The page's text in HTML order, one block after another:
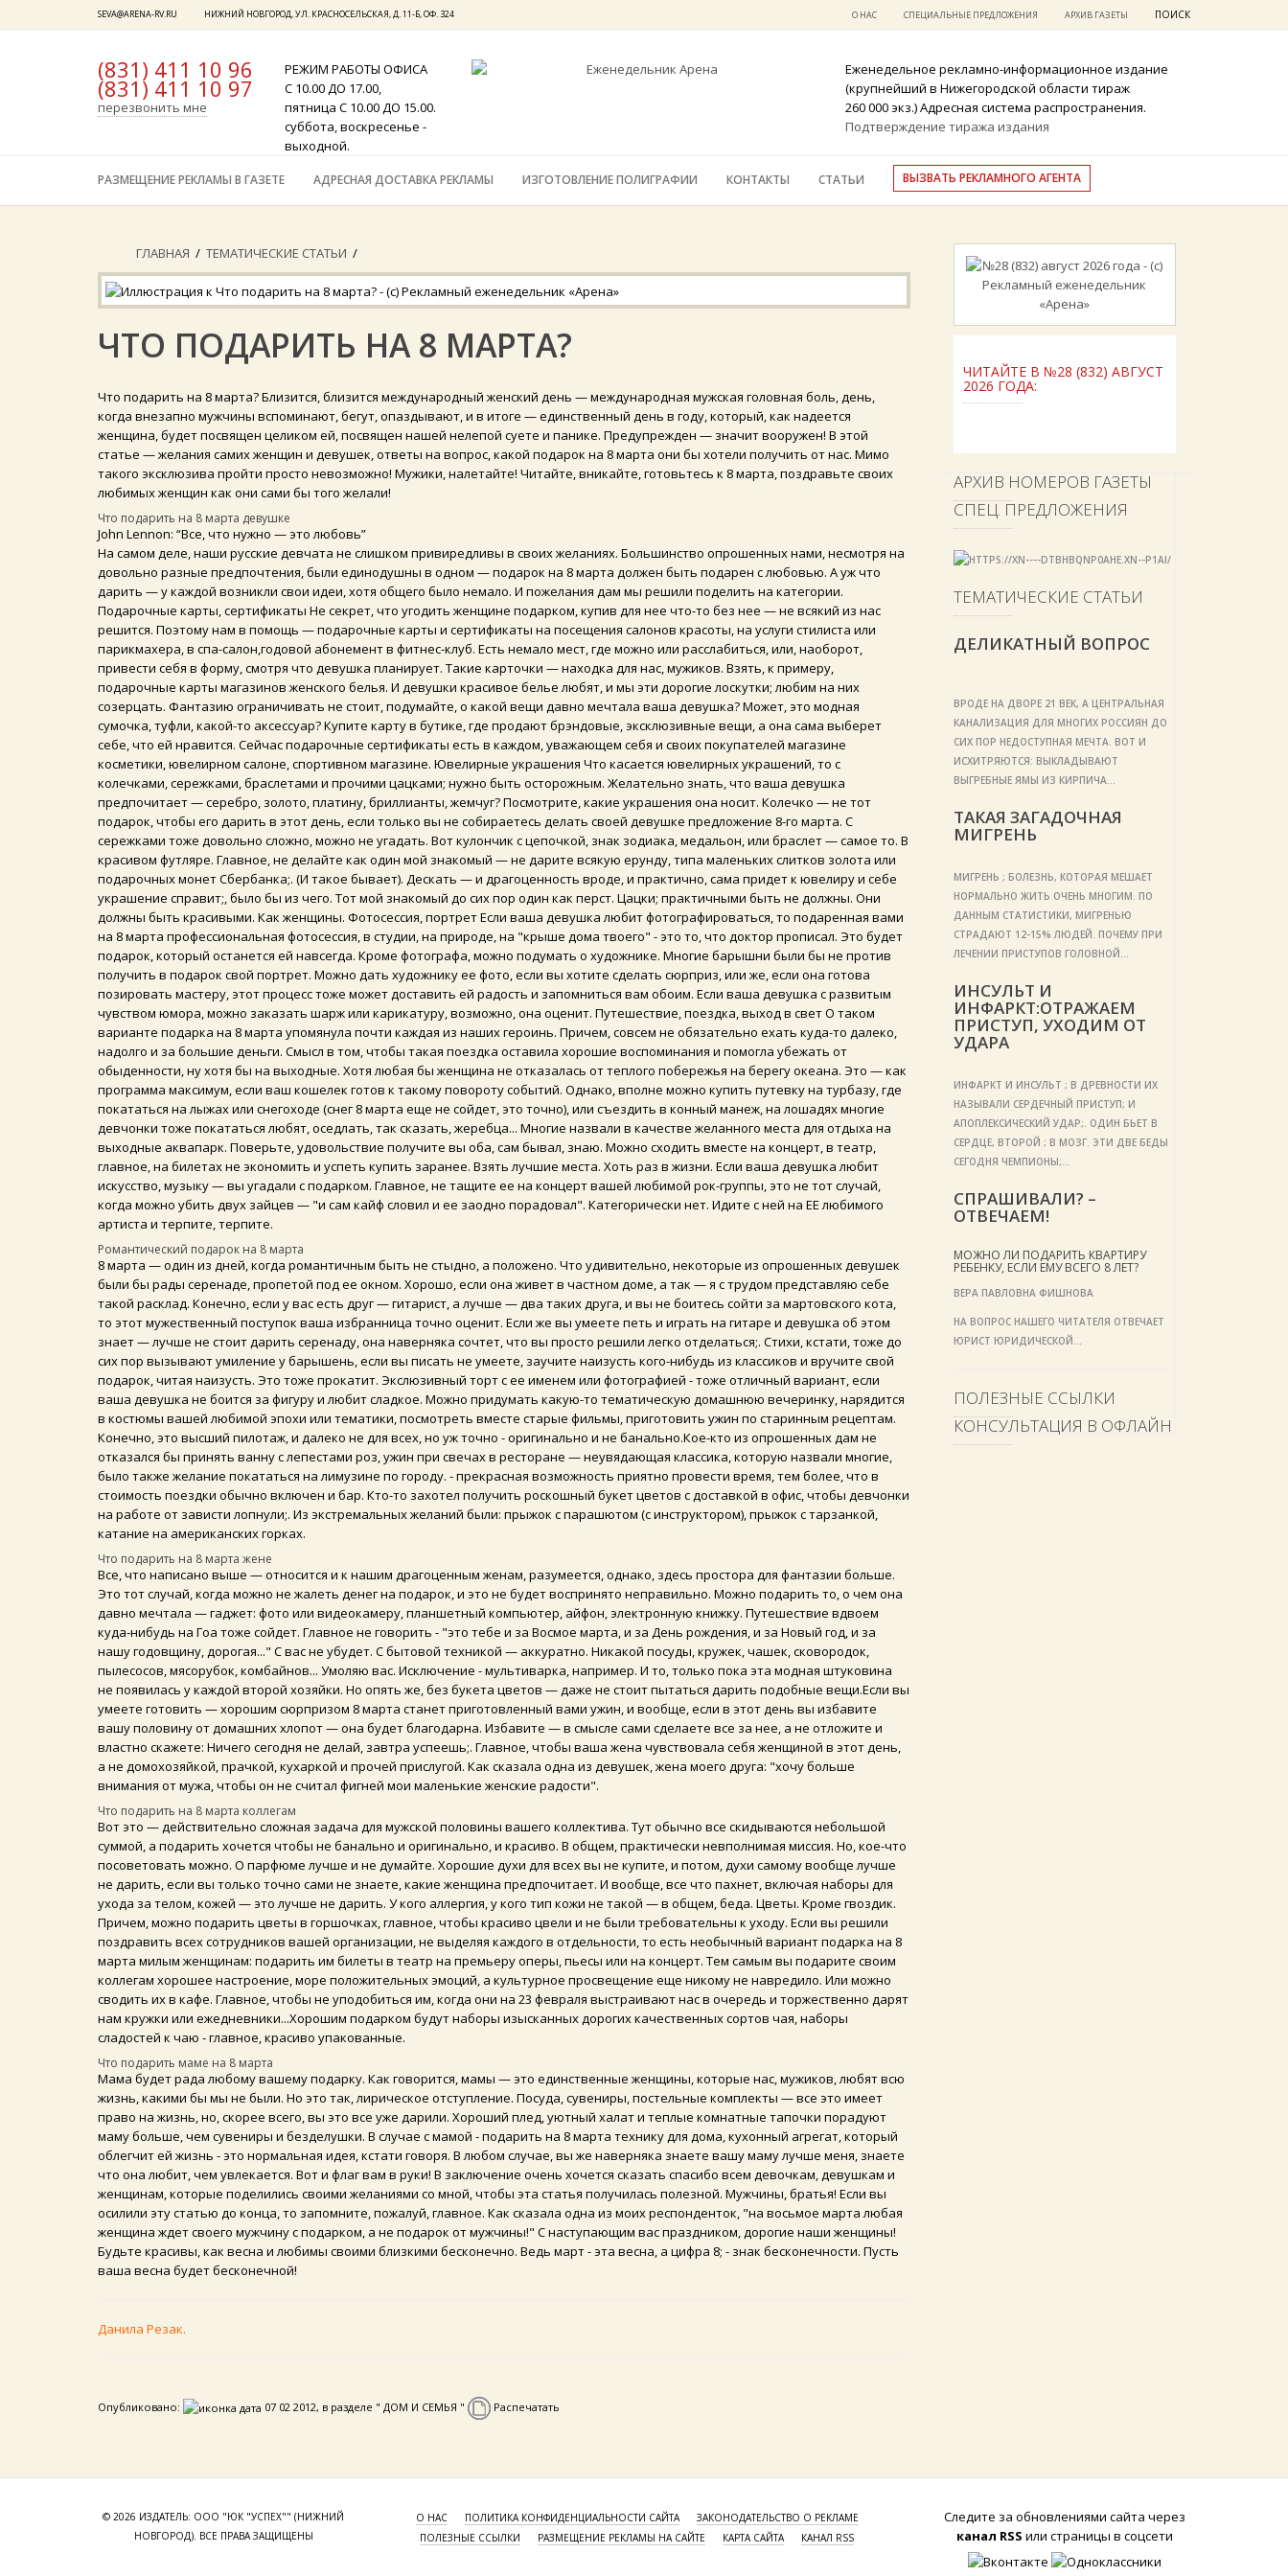
SEVA@ARENA-RV.RU НИЖНИЙ НОВГОРОД, УЛ. КРАСНОСЕЛЬСКАЯ, Д. 11-Б, ОФ. 324 О НАС СПЕЦИАЛЬНЫЕ ПРЕДЛОЖЕНИЯ АРХИВ ГАЗЕТЫ ПОИСК
(831) 411 10 96
(831) 411 10 97
перезвонить мне
РЕЖИМ РАБОТЫ ОФИСА
С 10.00 ДО 17.00,
пятница С 10.00 ДО 15.00.
суббота, воскресенье -
выходной.
Еженедельное рекламно-информационное издание
(крупнейший в Нижегородской области тираж
260 000 экз.) Адресная система распространения.
Подтверждение тиража издания
РАЗМЕЩЕНИЕ РЕКЛАМЫ В ГАЗЕТЕ АДРЕСНАЯ ДОСТАВКА РЕКЛАМЫ ИЗГОТОВЛЕНИЕ ПОЛИГРАФИИ КОНТАКТЫ СТАТЬИ ВЫЗВАТЬ РЕКЛАМНОГО АГЕНТА
ГЛАВНАЯ / ТЕМАТИЧЕСКИЕ СТАТЬИ /
ЧТО ПОДАРИТЬ НА 8 МАРТА?
Что подарить на 8 марта? Близится, близится международный женский день — международная мужская головная боль, день,
когда внезапно мужчины вспоминают, бегут, опаздывают, и в итоге — единственный день в году, который, как надеется
женщина, будет посвящен целиком ей, посвящен нашей нелепой суете и панике. Предупрежден — значит вооружен! В этой
статье — желания самих женщин и девушек, ответы на вопрос, какой подарок на 8 марта они бы хотели получить от нас. Мимо
такого эксклюзива пройти просто невозможно! Мужики, налетайте! Читайте, вникайте, готовьтесь к 8 марта, поздравьте своих
любимых женщин как они сами бы того желали!
Что подарить на 8 марта девушке
John Lennon: “Все, что нужно — это любовь”
На самом деле, наши русские девчата не слишком привиредливы в своих желаниях. Большинство опрошенных нами, несмотря на
довольно разные предпочтения, были единодушны в одном — подарок на 8 марта должен быть подарен с любовью. А уж что
дарить — у каждой возникли свои идеи, хотя общего было немало. И пожелания дам мы решили поделить на категории.
Подарочные карты, сертификаты Не секрет, что угодить женщине подарком, купив для нее что-то без нее — не всякий из нас
решится. Поэтому нам в помощь — подарочные карты и сертификаты на посещения салонов красоты, на услуги стилиста или
парикмахера, в спа-салон,годовой абонемент в фитнес-клуб. Есть немало мест, где можно или расслабиться, или, наоборот,
привести себя в форму, смотря что девушка планирует. Такие карточки — находка для нас, мужиков. Взять, к примеру,
подарочные карты магазинов женского белья. И девушки красивое белье любят, и мы эти дорогие лоскутки; любим на них
созерцать. Фантазию ограничивать не стоит, подумайте, о какой вещи давно мечтала ваша девушка? Может, это модная
сумочка, туфли, какой-то аксессуар? Купите карту в бутике, где продают брэндовые, эксклюзивные вещи, а она сама выберет
себе, что ей нравится. Сейчас подарочные сертификаты есть в каждом, уважающем себя и своих покупателей магазине
косметики, ювелирном салоне, спортивном магазине. Ювелирные украшения Что касается ювелирных украшений, то с
колечками, сережками, браслетами и прочими цацками; нужно быть осторожным. Желательно знать, что ваша девушка
предпочитает — серебро, золото, платину, бриллианты, жемчуг? Посмотрите, какие украшения она носит. Колечко — не тот
подарок, чтобы его дарить в этот день, если только вы не собираетесь делать своей девушке предложение 8-го марта. С
сережками тоже довольно сложно, можно не угадать. Вот кулончик с цепочкой, знак зодиака, медальон, или браслет — самое то. В
красивом футляре. Главное, не делайте как один мой знакомый — не дарите всякую ерунду, типа маленьких слитков золота или
подарочных монет Сбербанка;. (И такое бывает). Дескать — и драгоценность вроде, и практично, сама придет к ювелиру и себе
украшение справит;, было бы из чего. Тот мой знакомый до сих пор один как перст. Цацки; практичными быть не должны. Они
должны быть красивыми. Как женщины. Фотосессия, портрет Если ваша девушка любит фотографироваться, то подаренная вами
на 8 марта профессиональная фотосессия, в студии, на природе, на "крыше дома твоего" - это то, что доктор прописал. Это будет
подарок, который останется ей навсегда. Кроме фотографа, можно подумать о художнике. Многие барышни были бы не против
получить в подарок свой портрет. Можно дать художнику ее фото, если вы хотите сделать сюрприз, или же, если она готова
позировать мастеру, этот процесс тоже может доставить ей радость и запомниться вам обоим. Если ваша девушка с развитым
чувством юмора, можно заказать шарж или карикатуру, возможно, она оценит. Путешествие, поездка, выход в свет О таком
варианте подарка на 8 марта упомянула почти каждая из наших героинь. Причем, совсем не обязательно ехать куда-то далеко,
надолго и за большие деньги. Смысл в том, чтобы такая поездка оставила хорошие воспоминания и помогла убежать от
обыденности, ну хотя бы на выходные. Хотя любая бы женщина не отказалась от теплого побережья на берегу океана. Это — как
программа максимум, если ваш кошелек готов к такому повороту событий. Однако, вполне можно купить путевку на турбазу, где
покататься на лыжах или снегоходе (снег 8 марта еще не сойдет, это точно), или съездить в конный манеж, на лошадях многие
девчонки тоже покататься любят, оседлать, так сказать, жеребца... Многие назвали в качестве желанного места для отдыха на
выходные аквапарк. Поверьте, удовольствие получите вы оба, сам бывал, знаю. Можно сходить вместе на концерт, в театр,
главное, на билетах не экономить и успеть купить заранее. Взять лучшие места. Хоть раз в жизни. Если ваша девушка любит
искусство, музыку — вы угадали с подарком. Главное, не тащите ее на концерт вашей любимой рок-группы, это не тот случай,
когда можно убить двух зайцев — "и сам кайф словил и ее заодно порадовал". Категорически нет. Идите с ней на ЕЕ любимого
артиста и терпите, терпите.
Романтический подарок на 8 марта
8 марта — один из дней, когда романтичным быть не стыдно, а положено. Что удивительно, некоторые из опрошенных девушек
были бы рады серенаде, пропетой под ее окном. Хорошо, если она живет в частном доме, а так — я с трудом представляю себе
такой расклад. Конечно, если у вас есть друг — гитарист, а лучше — два таких друга, и вы не боитесь сойти за мартовского кота,
то этот мужественный поступок ваша избранница точно оценит. Если же вы умеете петь и играть на гитаре и девушка об этом
знает — лучше не стоит дарить серенаду, она наверняка сочтет, что вы просто решили легко отделаться;. Стихи, кстати, тоже до
сих пор вызывают умиление у барышень, если вы писать не умеете, заучите наизусть кого-нибудь из классиков и вручите свой
подарок, читая наизусть. Это тоже прокатит. Экслюзивный торт с ее именем или фотографией - тоже отличный вариант, если
ваша девушка не боится за фигуру и любит сладкое. Можно придумать какую-то тематическую домашнюю вечеринку, нарядится
в костюмы вашей любимой эпохи или тематики, посмотреть вместе старые фильмы, приготовить ужин по старинным рецептам.
Конечно, это высший пилотаж, и далеко не для всех, но уж точно - оригинально и не банально.Кое-кто из опрошенных дам не
отказался бы принять ванну с лепестами роз, ужин при свечах в ресторане — неувядающая классика, которую назвали многие,
было также желание покататься на лимузине по городу. - прекрасная возможность приятно провести время, тем более, что в
стоимость поездки обычно включен и бар. Кто-то захотел получить роскошный букет цветов с доставкой в офис, чтобы девчонки
на работе от зависти лопнули;. Из экстремальных желаний были: прыжок с парашютом (с инструктором), прыжок с тарзанкой,
катание на американских горках.
Что подарить на 8 марта жене
Все, что написано выше — относится и к нашим драгоценным женам, разумеется, однако, здесь простора для фантазии больше.
Это тот случай, когда можно не жалеть денег на подарок, и это не будет воспринято неправильно. Можно подарить то, о чем она
давно мечтала — гаджет: фото или видеокамеру, планшетный компьютер, айфон, электронную книжку. Путешествие вдвоем
куда-нибудь на Гоа тоже сойдет. Главное не говорить - "это тебе и за Восмое марта, и за День рождения, и за Новый год, и за
нашу годовщину, дорогая..." С вас не убудет. С бытовой техникой — аккуратно. Никакой посуды, кружек, чашек, сковородок,
пылесосов, мясорубок, комбайнов... Умоляю вас. Исключение - мультиварка, например. И то, только пока эта модная штуковина
не появилась у каждой второй хозяйки. Но опять же, без букета цветов — даже не стоит пытаться дарить подобные вещи.Если вы
умеете готовить — хорошим сюрпризом 8 марта станет приготовленный вами ужин, и вообще, если в этот день вы избавите
вашу половину от домашних хлопот — она будет благодарна. Избавите — в смысле сами сделаете все за нее, а не отложите и
властно скажете: Ничего сегодня не делай, завтра успеешь;. Главное, чтобы ваша жена чувствовала себя женщиной в этот день,
а не домохозяйкой, прачкой, кухаркой и прочей прислугой. Как сказала одна из девушек, жена моего друга: "хочу больше
внимания от мужа, чтобы он не считал фигней мои маленькие женские радости".
Что подарить на 8 марта коллегам
Вот это — действительно сложная задача для мужской половины вашего коллектива. Тут обычно все скидываются небольшой
суммой, а подарить хочется чтобы не банально и оригинально, и красиво. В общем, практически невполнимая миссия. Но, кое-что
посоветовать можно. О парфюме лучше и не думайте. Хорошие духи для всех вы не купите, и потом, духи самому вообще лучше
не дарить, если вы только точно сами не знаете, какие женщина предпочитает. И вообще, все что пахнет, включая наборы для
ухода за телом, кожей — это лучше не дарить. У кого аллергия, у кого тип кожи не такой — в общем, беда. Цветы. Кроме гвоздик.
Причем, можно подарить цветы в горшочках, главное, чтобы красиво цвели и не были требовательны к уходу. Если вы решили
поздравить всех сотрудников вашей организации, не выделяя каждого в отдельности, то есть необычный вариант подарка на 8
марта милым женщинам: подарить им билеты в театр на премьеру оперы, пьесы или на концерт. Тем самым вы подарите своим
коллегам хорошее настроение, море положительных эмоций, а культурное просвещение еще никому не навредило. Или можно
сводить их в кафе. Главное, чтобы не уподобиться им, когда они на 23 февраля выстраивают нас в очередь и торжественно дарят
нам кружки или ежедневники...Хорошим подарком будут наборы изысканных дорогих качественных сортов чая, наборы
сладостей к чаю - главное, красиво упакованные.
Что подарить маме на 8 марта
Мама будет рада любому вашему подарку. Как говорится, мамы — это единственные женщины, которые нас, мужиков, любят всю
жизнь, какими бы мы не были. Но это так, лирическое отступление. Посуда, сувениры, постельные комплекты — все это имеет
право на жизнь, но, скорее всего, вы это все уже дарили. Хороший плед, уютный халат и теплые комнатные тапочки порадуют
маму больше, чем сувениры и безделушки. В случае с мамой - подарить на 8 марта технику для дома, кухонный агрегат, который
облегчит ей жизнь - это нормальная идея, кстати говоря. В любом случае, вы же наверняка знаете вашу маму лучше меня, знаете
что она любит, чем увлекается. Вот и флаг вам в руки! В заключение очень хочется сказать спасибо всем девочкам, девушкам и
женщинам, которые поделились своими желаниями со мной, чтобы эта статья получилась полезной. Мужчины, братья! Если вы
осилили эту статью до конца, то запомните, пожалуй, главное. Как сказала одна из моих респонденток, "на восьмое марта любая
женщина ждет своего мужчину с подарком, а не подарок от мужчины!" С наступающим вас праздником, дорогие наши женщины!
Будьте красивы, как весна и любимы своими близкими бесконечно. Ведь март - эта весна, а цифра 8; - знак бесконечности. Пусть
ваша весна будет бесконечной!
Данила Резак.
Опубликовано: 07 02 2012, в разделе " ДОМ И СЕМЬЯ " Распечатать
ЧИТАЙТЕ В №28 (832) АВГУСТ
2026 ГОДА:
АРХИВ НОМЕРОВ ГАЗЕТЫ
СПЕЦ. ПРЕДЛОЖЕНИЯ
ТЕМАТИЧЕСКИЕ СТАТЬИ
ДЕЛИКАТНЫЙ ВОПРОС
ВРОДЕ НА ДВОРЕ 21 ВЕК, А ЦЕНТРАЛЬНАЯ
КАНАЛИЗАЦИЯ ДЛЯ МНОГИХ РОССИЯН ДО
СИХ ПОР НЕДОСТУПНАЯ МЕЧТА. ВОТ И
ИСХИТРЯЮТСЯ: ВЫКЛАДЫВАЮТ
ВЫГРЕБНЫЕ ЯМЫ ИЗ КИРПИЧА…
ТАКАЯ ЗАГАДОЧНАЯ
МИГРЕНЬ
МИГРЕНЬ ; БОЛЕЗНЬ, КОТОРАЯ МЕШАЕТ
НОРМАЛЬНО ЖИТЬ ОЧЕНЬ МНОГИМ. ПО
ДАННЫМ СТАТИСТИКИ, МИГРЕНЬЮ
СТРАДАЮТ 12-15% ЛЮДЕЙ. ПОЧЕМУ ПРИ
ЛЕЧЕНИИ ПРИСТУПОВ ГОЛОВНОЙ…
ИНСУЛЬТ И
ИНФАРКТ:ОТРАЖАЕМ
ПРИСТУП, УХОДИМ ОТ
УДАРА
ИНФАРКТ И ИНСУЛЬТ ; В ДРЕВНОСТИ ИХ
НАЗЫВАЛИ СЕРДЕЧНЫЙ ПРИСТУП; И
АПОПЛЕКСИЧЕСКИЙ УДАР;. ОДИН БЬЕТ В
СЕРДЦЕ, ВТОРОЙ ; В МОЗГ. ЭТИ ДВЕ БЕДЫ
СЕГОДНЯ ЧЕМПИОНЫ;…
СПРАШИВАЛИ? –
ОТВЕЧАЕМ!
МОЖНО ЛИ ПОДАРИТЬ КВАРТИРУ
РЕБЕНКУ, ЕСЛИ ЕМУ ВСЕГО 8 ЛЕТ?
ВЕРА ПАВЛОВНА ФИШНОВА
НА ВОПРОС НАШЕГО ЧИТАТЕЛЯ ОТВЕЧАЕТ
ЮРИСТ ЮРИДИЧЕСКОЙ…
ПОЛЕЗНЫЕ ССЫЛКИ
КОНСУЛЬТАЦИЯ В ОФЛАЙН
© 2026 ИЗДАТЕЛЬ: ООО "ЮК "УСПЕХ"" (НИЖНИЙ
НОВГОРОД). ВСЕ ПРАВА ЗАЩИЩЕНЫ
О НАС ПОЛИТИКА КОНФИДЕНЦИАЛЬНОСТИ САЙТА
ЗАКОНОДАТЕЛЬСТВО О РЕКЛАМЕ
ПОЛЕЗНЫЕ ССЫЛКИ
РАЗМЕЩЕНИЕ РЕКЛАМЫ НА САЙТЕ КАРТА САЙТА КАНАЛ RSS
Следите за обновлениями сайта через
канал RSS или страницы в соцсети